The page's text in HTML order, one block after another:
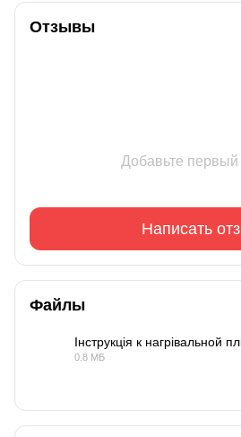
Отзывы
Добавьте первый
Написать
Файлы
Інструкція к нагрівальной
0.8 МБ